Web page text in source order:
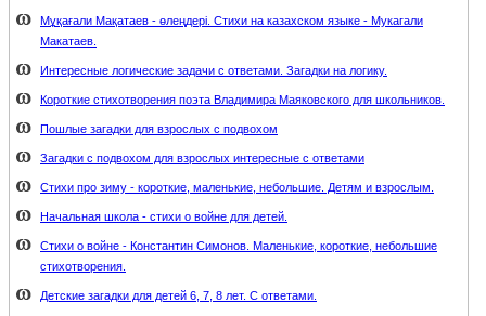
Мұқағали Мақатаев - өлеңдері. Стихи на казахском языке - Мукагали
Макатаев.
Интересные логические задачи с ответами. Загадки на логику.
Короткие стихотворения поэта Владимира Маяковского для школьников.
Пошлые загадки для взрослых с подвохом
Загадки с подвохом для взрослых интересные с ответами
Стихи про зиму - короткие, маленькие, небольшие. Детям и взрослым.
Начальная школа - стихи о войне для детей.
Стихи о войне - Константин Симонов. Маленькие, короткие, небольшие
стихотворения.
Детские загадки для детей 6, 7, 8 лет. С ответами.